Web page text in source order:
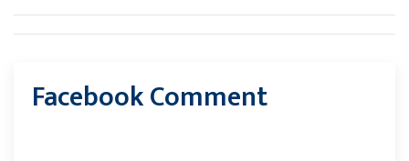
Facebook Comment